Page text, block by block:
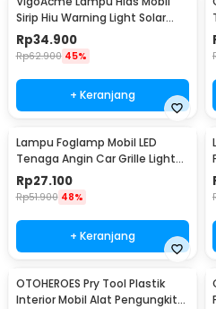
Sirip Hiu Warning Light Solar
Energy 8 LED - FZWJSD
Rp34.900
Rp62.900 45%
+ Keranjang
Lampu Foglamp Mobil LED
Tenaga Angin Car Grille Light
Wind Power 2 PCS - XY044
Rp27.100
Rp51.900 48%
+ Keranjang
OTOHEROES Pry Tool Plastik
Interior Mobil Alat Pengungkit